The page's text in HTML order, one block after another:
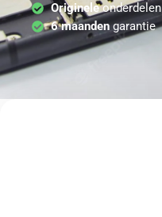
Origineleonderdelen
6 maandengarantie